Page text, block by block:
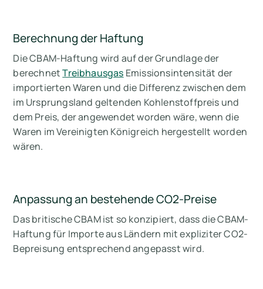
Berechnung der Haftung
Die CBAM-Haftung wird auf der Grundlage der
berechnetTreibhausgas Emissionsintensität der
importierten Waren und die Differenz zwischen dem
im Ursprungsland geltenden Kohlenstoffpreis und
dem Preis, der angewendet worden wäre, wenn die
Waren im Vereinigten Königreich hergestellt worden
wären.
Anpassung an bestehende CO2-Preise
Das britische CBAM ist so konzipiert, dass die CBAM-
Haftung für Importe aus Ländern mit expliziter CO2-
Bepreisung entsprechend angepasst wird.